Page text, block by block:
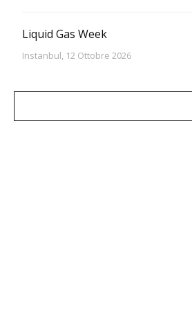
Liquid Gas Week
Instanbul, 12 Ottobre 2026